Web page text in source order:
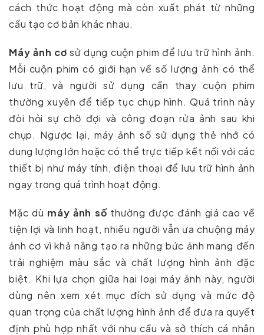
cách thức hoạt động mà còn xuất phát từ những
cấu tạo cơ bản khác nhau.
Máy ảnh cơ sử dụng cuộn phim để lưu trữ hình ảnh.
Mỗi cuộn phim có giới hạn về số lượng ảnh có thể
lưu trữ, và người sử dụng cần thay cuộn phim
thường xuyên để tiếp tục chụp hình. Quá trình này
đòi hỏi sự chờ đợi và công đoạn rửa ảnh sau khi
chụp. Ngược lại, máy ảnh số sử dụng thẻ nhớ có
dung lượng lớn hoặc có thể trực tiếp kết nối với các
thiết bị như máy tính, điện thoại để lưu trữ hình ảnh
ngay trong quá trình hoạt động.
Mặc dù máy ảnh sốthường được đánh giá cao về
tiện lợi và linh hoạt, nhiều người vẫn ưa chuộng máy
ảnh cơ vì khả năng tạo ra những bức ảnh mang đến
trải nghiệm màu sắc và chất lượng hình ảnh đặc
biệt. Khi lựa chọn giữa hai loại máy ảnh này, người
dùng nên xem xét mục đích sử dụng và mức độ
quan trọng của chất lượng hình ảnh để đưa ra quyết
định phù hợp nhất với nhu cầu và sở thích cá nhân